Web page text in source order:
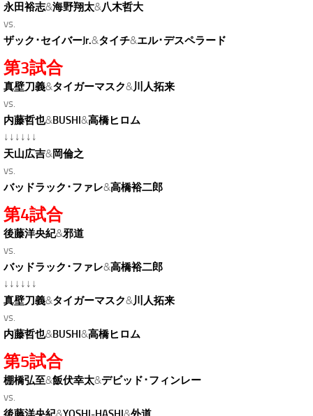
永田裕志&海野翔太&八木哲大
vs.
ザック･セイバーJr.&タイチ&エル･デスペラード
第3試合
真壁刀義&タイガーマスク&川人拓来
vs.
内藤哲也&BUSHI &高橋ヒロム
↓↓↓↓↓↓
天山広吉&岡倫之
vs.
バッドラック･ファレ&高橋裕二郎
第4試合
後藤洋央紀&邪道
vs.
バッドラック･ファレ&高橋裕二郎
↓↓↓↓↓↓
真壁刀義&タイガーマスク&川人拓来
vs.
内藤哲也&BUSHI &高橋ヒロム
第5試合
棚橋弘至&飯伏幸太&デビッド･フィンレー
vs.